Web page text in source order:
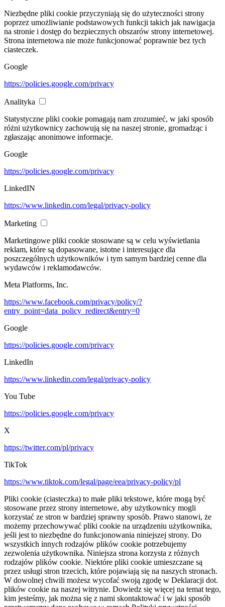
Niezbędne pliki cookie przyczyniają się do użyteczności strony
poprzez umożliwianie podstawowych funkcji takich jak nawigacja
na stronie i dostęp do bezpiecznych obszarów strony internetowej.
Strona internetowa nie może funkcjonować poprawnie bez tych
ciasteczek.
Google
https://policies.google.com/privacy
Analityka
Statystyczne pliki cookie pomagają nam zrozumieć, w jaki sposób
różni użytkownicy zachowują się na naszej stronie, gromadząc i
zgłaszając anonimowe informacje.
Google
https://policies.google.com/privacy
LinkedIN
https://www.linkedin.com/legal/privacy-policy
Marketing
Marketingowe pliki cookie stosowane są w celu wyświetlania
reklam, które są dopasowane, istotne i interesujące dla
poszczególnych użytkowników i tym samym bardziej cenne dla
wydawców i reklamodawców.
Meta Platforms, Inc.
https://www.facebook.com/privacy/policy/?
entry_point=data_policy_redirect&entry=0
Google
https://policies.google.com/privacy
LinkedIn
https://www.linkedin.com/legal/privacy-policy
You Tube
https://policies.google.com/privacy
X
https://twitter.com/pl/privacy
TikTok
https://www.tiktok.com/legal/page/eea/privacy-policy/pl
Pliki cookie (ciasteczka) to małe pliki tekstowe, które mogą być
stosowane przez strony internetowe, aby użytkownicy mogli
korzystać ze stron w bardziej sprawny sposób. Prawo stanowi, że
możemy przechowywać pliki cookie na urządzeniu użytkownika,
jeśli jest to niezbędne do funkcjonowania niniejszej strony. Do
wszystkich innych rodzajów plików cookie potrzebujemy
zezwolenia użytkownika. Niniejsza strona korzysta z różnych
rodzajów plików cookie. Niektóre pliki cookie umieszczane są
przez usługi stron trzecich, które pojawiają się na naszych stronach.
W dowolnej chwili możesz wycofać swoją zgodę w Deklaracji dot.
plików cookie na naszej witrynie. Dowiedz się więcej na temat tego,
kim jesteśmy, jak można się z nami skontaktować i w jaki sposób